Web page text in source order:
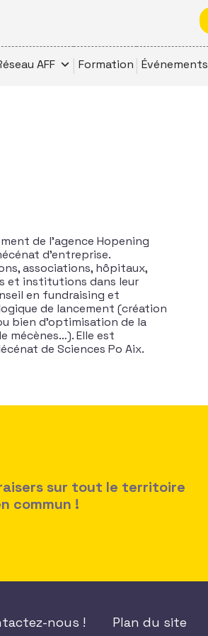
AFF Formation Événements
de l’agence Hopening
d’entreprise.
associations, hôpitaux,
et institutions dans leur
en fundraising et
de lancement (création
bien d’optimisation de la
mécènes…). Elle est
de Sciences Po Aix.
sur tout le territoire
commun !
nous ! Plan du site